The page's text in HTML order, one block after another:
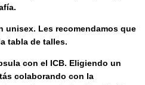
unisex. Les recomendamos que
tabla de talles.
con el ICB. Eligiendo un
colaborando con la